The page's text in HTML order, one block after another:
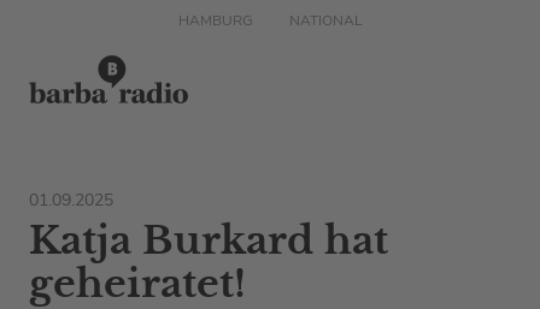
HAMBURG NATIONAL
01.09.2025
Katja Burkard hat
geheiratet!